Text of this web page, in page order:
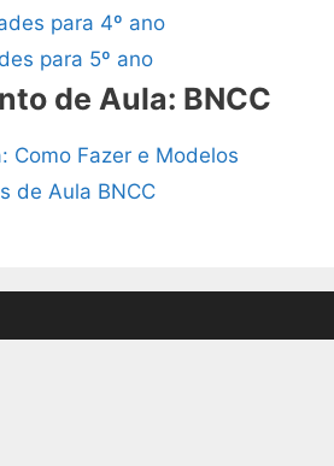
para 4º ano
para 5º ano
de Aula: BNCC
Como Fazer e Modelos
de Aula BNCC